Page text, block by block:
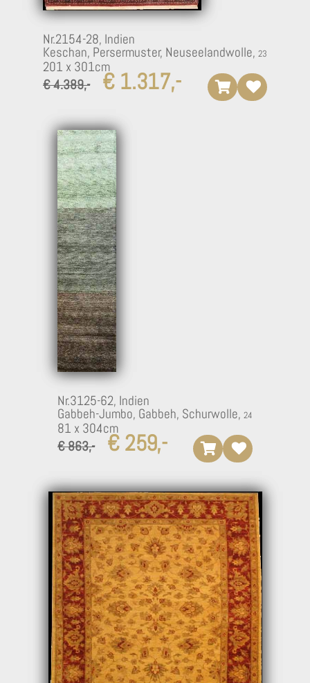
17
Nr.2154-28, Indien
Keschan, Persermuster, Neuseelandwolle,
201 x 301cm
€ 4.389,-
€ 1.317,-
Nr.3125-62, Indien
Gabbeh-Jumbo, Gabbeh, Schurwolle,
81 x 304cm
€ 863,-
€ 259,-